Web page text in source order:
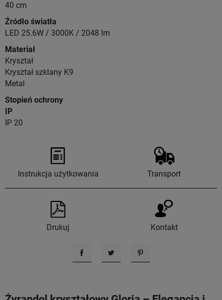
40 cm
Źródło światła
LED 25.6W / 3000K / 2048 lm
Materiał
Kryształ
Kryształ szklany K9
Metal
Stopień ochrony
IP
IP 20
Instrukcja użytkowania Transport
Drukuj Kontakt
UdostępnijTweetujPinterest